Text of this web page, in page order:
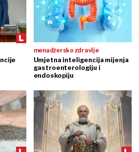
menadžersko zdravlje
Umjetna inteligencija mijenja
gastroenterologiju i
endoskopiju